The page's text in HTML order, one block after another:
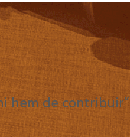
hem de contribuir”